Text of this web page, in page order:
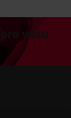
vašu